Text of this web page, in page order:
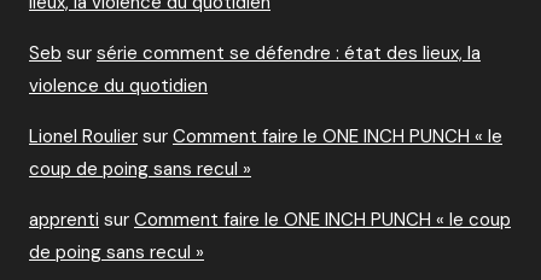
Seb sur série comment se défendre : état des lieux, la
violence du quotidien
Lionel Roulier sur Comment faire le ONE INCH PUNCH « le
coup de poing sans recul »
apprenti sur Comment faire le ONE INCH PUNCH « le coup
de poing sans recul »